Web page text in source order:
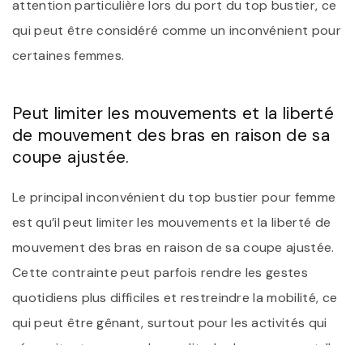
attention particulière lors du port du top bustier, ce
qui peut être considéré comme un inconvénient pour
certaines femmes.
Peut limiter les mouvements et la liberté
de mouvement des bras en raison de sa
coupe ajustée.
Le principal inconvénient du top bustier pour femme
est qu’il peut limiter les mouvements et la liberté de
mouvement des bras en raison de sa coupe ajustée.
Cette contrainte peut parfois rendre les gestes
quotidiens plus difficiles et restreindre la mobilité, ce
qui peut être gênant, surtout pour les activités qui